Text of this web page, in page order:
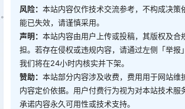
风险： 本站内容仅作技术交流参考，不构成决策
能已失效，请谨慎采用。
声明： 本站内容由用户上传或投稿，其版权及合
担。若存在侵权或违规内容，请通过左侧「举报
我们将在24小时内核实并下架。
赞助： 本站部分内容涉及收费，费用用于网站维
内容定价依据。用户付费行为视为对本站技术服
承诺内容永久可用性或技术支持。